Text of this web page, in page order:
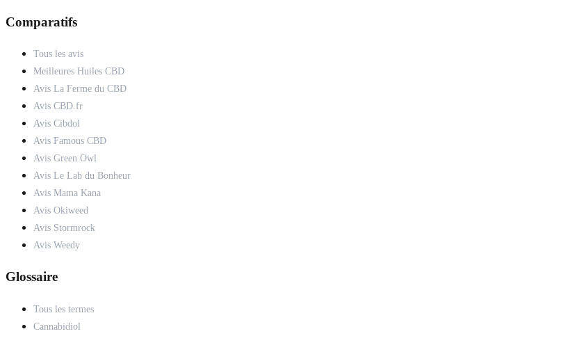
Comparatifs
Tous les avis
Meilleures Huiles CBD
Avis La Ferme du CBD
Avis CBD.fr
Avis Cibdol
Avis Famous CBD
Avis Green Owl
Avis Le Lab du Bonheur
Avis Mama Kana
Avis Okiweed
Avis Stormrock
Avis Weedy
Glossaire
Tous les termes
Cannabidiol